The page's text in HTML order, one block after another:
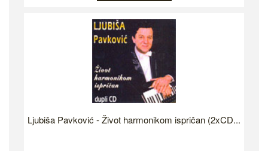
Ljubiša Pavković - Život harmonikom ispričan (2xCD...